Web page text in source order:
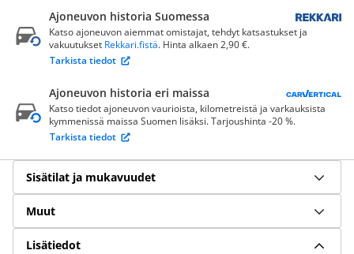
Ajoneuvon historia Suomessa
Katso ajoneuvon aiemmat omistajat, tehdyt katsastukset ja
vakuutukset Rekkari.fistä. Hinta alkaen 2,90 €.
Tarkista tiedot
Ajoneuvon historia eri maissa
Katso tiedot ajoneuvon vaurioista, kilometreistä ja varkauksista
kymmenissä maissa Suomen lisäksi. Tarjoushinta -20 %.
Tarkista tiedot
Sisätilat ja mukavuudet
Muut
Lisätiedot